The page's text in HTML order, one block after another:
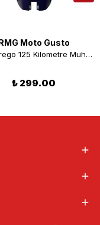
Moto Gusto
RMG Prego 125 Kilometre Muhafaza Mat Lacivert
₺ 299.00